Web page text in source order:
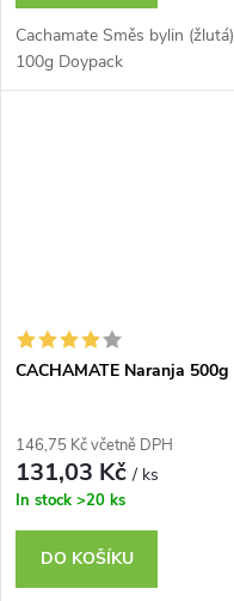
Cachamate Směs bylin (žlutá)
100g Doypack
CACHAMATE Naranja 500g
146,75 Kč včetně DPH
131,03 Kč/ ks
In stock >20 ks
DO KOŠÍKU